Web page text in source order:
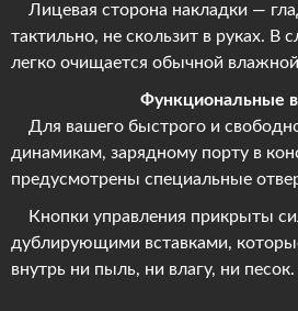
Лицевая сторона накладки —
тактильно, не скользит в руках. В
легко очищается обычной
Функциональные
Для вашего быстрого и
динамикам, зарядному порту в
предусмотрены специальные
Кнопки управления прикрыты
дублирующими вставками,
внутрь ни пыль, ни влагу, ни песок.